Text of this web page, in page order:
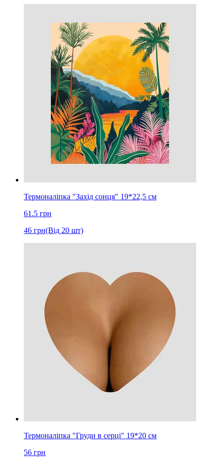
Термоналіпка "Захід сонця" 19*22,5 см
61.5 грн
46 грн(Від 20 шт)
Термоналіпка "Груди в серці" 19*20 см
56 грн